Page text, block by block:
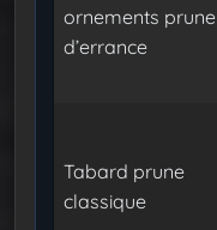
ornements prune
d’errance
Tabard prune
classique